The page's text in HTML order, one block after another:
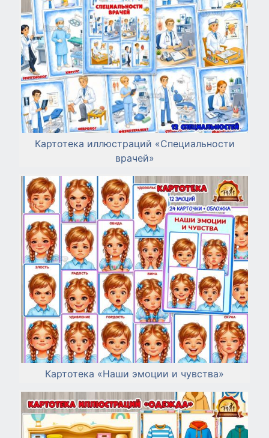
Картотека иллюстраций «Специальности
врачей»
Картотека «Наши эмоции и чувства»